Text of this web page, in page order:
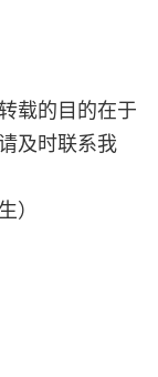
载的目的在于
及时联系我
）